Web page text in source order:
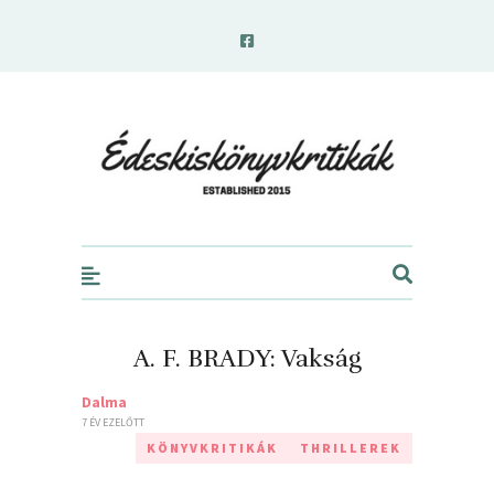
A. F. BRADY: Vakság
Dalma
7 ÉV EZELŐTT
KÖNYVKRITIKÁK THRILLEREK